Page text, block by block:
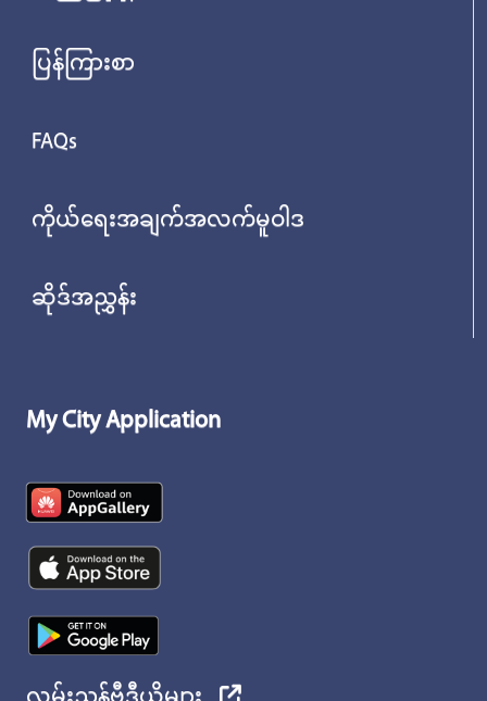
ပြန်ကြားစာ
FAQs
ကိုယ်ရေးအချက်အလက်မူဝါဒ
ဆိုဒ်အညွှန်း
My City Application